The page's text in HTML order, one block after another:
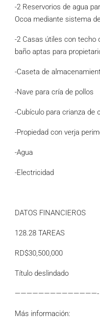
-2 Reservorios de agua
Ocoa mediante sistema
-2 Casas útiles con techo
baño aptas para
-Caseta de
-Nave para cría de pollos
-Cubículo para crianza de
-Propiedad con verja
-Agua
-Electricidad
DATOS FINANCIEROS
128.28 TAREAS
RD$30,500,000
Título deslindado
——————————————-
Más información: